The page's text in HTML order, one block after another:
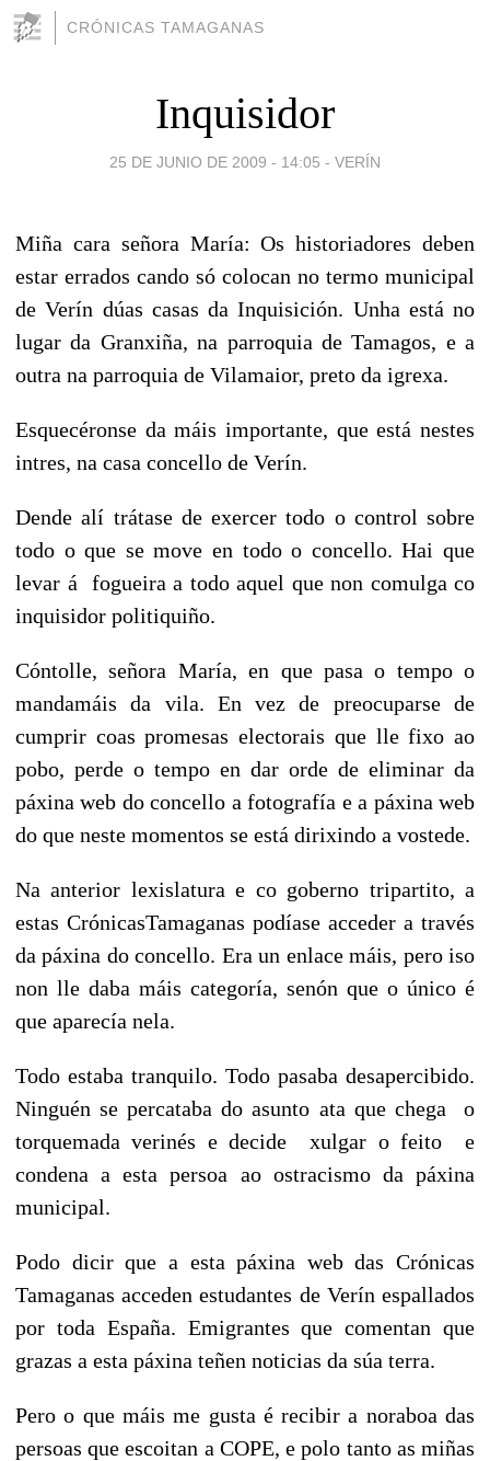
CRÓNICAS TAMAGANAS
Inquisidor
25 DE JUNIO DE 2009 - 14:05 - VERÍN
Miña cara señora María: Os historiadores deben
estar errados cando só colocan no termo municipal
de Verín dúas casas da Inquisición. Unha está no
lugar da Granxiña, na parroquia de Tamagos, e a
outra na parroquia de Vilamaior, preto da igrexa.
Esquecéronse da máis importante, que está nestes
intres, na casa concello de Verín.
Dende alí trátase de exercer todo o control sobre
todo o que se move en todo o concello. Hai que
levar á
fogueira a todo aquel que non comulga co
inquisidor politiquiño.
Cóntolle, señora María, en que pasa o tempo o
mandamáis da vila. En vez de preocuparse de
cumprir coas promesas electorais quelle fixo ao
pobo, perde o tempo en dar orde de eliminar da
páxina web do concello a fotografía e a páxina web
do que neste momentos se está dirixindo a vostede.
Na anterior lexislatura e co goberno tripartito, a
estas CrónicasTamaganas podíase acceder a través
da páxina do concello. Era un enlace máis, pero iso
non lle daba máis categoría, senón que o único é
que aparecía nela.
Todo estaba tranquilo. Todo pasaba desapercibido.
Ninguén se percataba do asunto ata que chega
o
torquemada verinés e decide
xulgar o feito
e
condena a esta persoa ao ostracismo da páxina
municipal.
Podo dicir que a esta páxina web das Crónicas
Tamaganas acceden estudantes de Verín espallados
por toda España. Emigrantes que comentan que
grazas a esta páxina teñen noticias da súa terra.
Pero o que máis me gusta é recibir a noraboa das
persoas que escoitan a COPE, e polo tanto as miñas